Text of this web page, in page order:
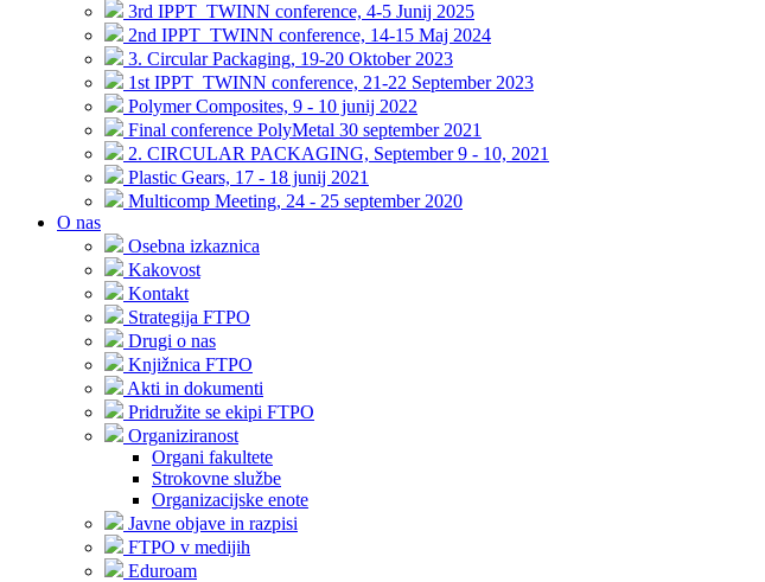
3rd IPPT_TWINN conference, 4-5 Junij 2025
2nd IPPT_TWINN conference, 14-15 Maj 2024
3. Circular Packaging, 19-20 Oktober 2023
1st IPPT_TWINN conference, 21-22 September 2023
Polymer Composites, 9 - 10 junij 2022
Final conference PolyMetal 30 september 2021
2. CIRCULAR PACKAGING, September 9 - 10, 2021
Plastic Gears, 17 - 18 junij 2021
Multicomp Meeting, 24 - 25 september 2020
O nas
Osebna izkaznica
Kakovost
Kontakt
Strategija FTPO
Drugi o nas
Knjižnica FTPO
Akti in dokumenti
Pridružite se ekipi FTPO
Organiziranost
Organi fakultete
Strokovne službe
Organizacijske enote
Javne objave in razpisi
FTPO v medijih
Eduroam